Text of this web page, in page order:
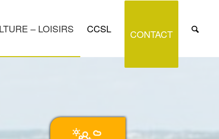
– LOISIRS CCSL CONTACT